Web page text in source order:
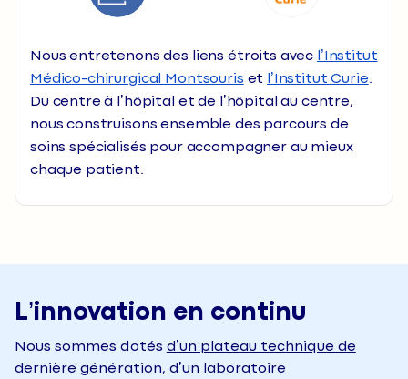
Nous entretenons des liens étroits avec l’Institut
Médico-chirurgical Montsouris et l’Institut Curie.
Du centre à l’hôpital et de l’hôpital au centre,
nous construisons ensemble des parcours de
soins spécialisés pour accompagner au mieux
chaque patient.
L’innovation en continu
Nous sommes dotés d’un plateau technique de
dernière génération, d’un laboratoire